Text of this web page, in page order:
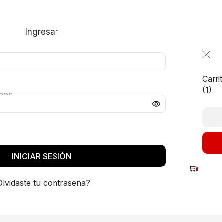
Ingresar
INICIAR SESIÓN
tu contraseña?
(1)
1